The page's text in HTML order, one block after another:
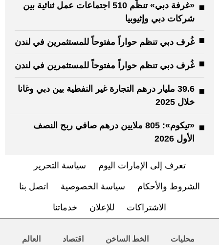
«غرفة دبي» تنظّم 510 اجتماعات عمل ثنائية بين
شركات دبي وإثيوبيا
غُرف دبي تنظم حواراً مفتوحاً للمستثمرين في لندن
غُرف دبي تنظم حواراً مفتوحاً للمستثمرين في لندن
39.6 مليار درهم التجارة غير النفطية بين دبي وغانا
خلال 2025
«تيكوم»: 805 ملايين درهم صافي ربح النصف
الأول 2026
تعرف إلى الإمارات اليوم سياسة التحرير
الشروط والأحكام سياسة الخصوصية اتصل بنا
الاشتراكات للإعلان خدماتنا
محليات الخط الساخن اقتصاد العالم